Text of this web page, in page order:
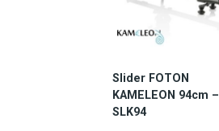
Slider FOTON
KAMELEON 94cm –
SLK94